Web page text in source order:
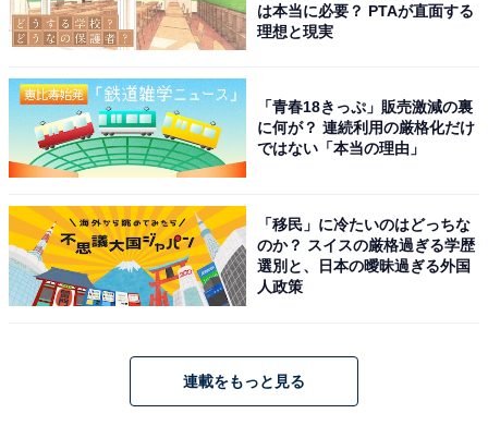
目印です。
館内は太い木の梁や柱が印象的な民芸調のつくりで、昔
ながらのドライブインを思わせる素朴な雰囲気が漂いま
す。地元産そば粉を使った手打ちそばは、地粉ならでは
の風味が魅力。ざるそばや天ざるそばのほか、犀川の恵
直売所では、大岡地区で収穫された旬の野菜や山菜、果
物、手づくり味噌や漬物、はちみつなどの加工品を販
点も魅力のひとつです。入口に立つ大きな藁の「芦ノ尻
道祖神」も見どころとなっています。
は本当に必要？ PTAが直面する
理想と現実
「青春18きっぷ」販売激減の裏
に何が？ 連続利用の厳格化だけ
ではない「本当の理由」
「移民」に冷たいのはどっちな
のか？ スイスの厳格過ぎる学歴
選別と、日本の曖昧過ぎる外国
人政策
連載をもっと見る